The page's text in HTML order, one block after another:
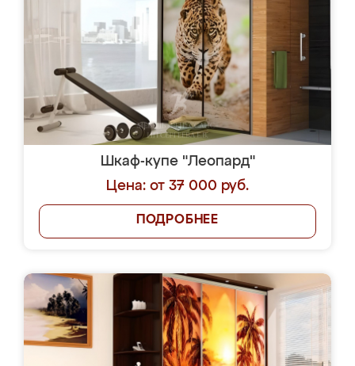
Шкаф-купе "Леопард"
Цена: от 37 000 руб.
ПОДРОБНЕЕ